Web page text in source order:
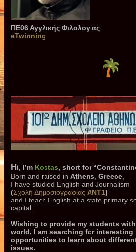
ΠΕ06 Αγγλικής Φιλολογίας
eTwinning
Hi, I’m Kostas, short for “
Born and raised inAthens ,Greece
I have studied English and Journalism
(Σχολή Δημοσιογραφίας ANT1)
and I teach English at a state primary
capital.
Wishing to provide my students
world, I am searching for interesting
opportunities to learn about
issues.